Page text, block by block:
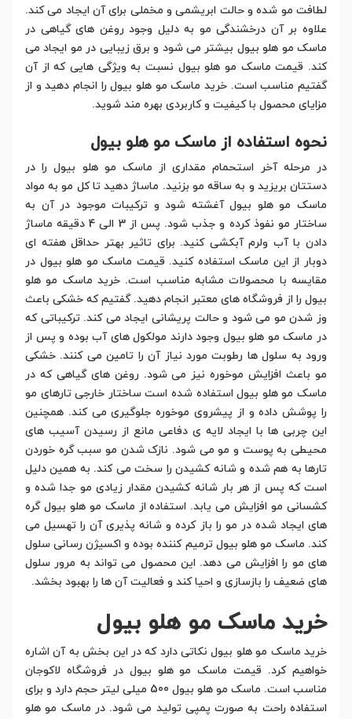
لطافت مو شده و حالت ابریشمی و مخملی برای آن ایجاد می کند.
علاوه بر آن درخشندگی مو به دلیل وجود روغن های گیاهی در
ماسک مو هلو بیول بیشتر می شود و برق زیبایی در مو ایجاد می
کند. قیمت ماسک مو هلو بیول نسبت به ویژگی هایی که از آن
گفتیم مناسب است. خرید ماسک مو هلو بیول را انجام دهید و از
مزایای محصول با کیفیت و کاربردی بهره مند شوید.
نحوه استفاده از ماسک مو هلو بیول
در مرحله آخر استحمام مقداری از ماسک مو هلو بیول را در
دستتان بریزید و به ساقه مو بزنید. ماساژ دهید تا کل مو به مواد
ماسک مو هلو بیول آغشته شود و ترکیبات موجود در آن به
ساختار مو نفوذ کرده و جذب شود. پس از 3 الی 4 دقیقه ماساژ
دادن با آب ولرم آبکشی کنید. برای تاثیر بهتر حداقل هفته ای
دوبار از این ماسک استفاده کنید. قیمت ماسک مو هلو بیول در
مقایسه با محصولات مشابه مناسب است. خرید ماسک مو هلو
بیول را از فروشگاه های معتبر انجام دهید. گفتیم که خشکی باعث
وز شدن مو می شود و حالت پریشانی ایجاد می کند. ترکیباتی که
در ماسک مو هلو بیول وجود دارند مولکول های آب بوده و پس از
ورود به سلول ها رطوبت مورد نیاز آن را تامین می کنند. خشکی
مو باعث افزایش موخوره نیز می شود. روغن های گیاهی که در
ماسک مو هلو بیول استفاده شده است ساختار خارجی تارهای مو
را پوشش داده و از پیشروی موخوره جلوگیری می کند. همچنین
این چربی ها با ایجاد لایه ی دفاعی مانع از رسیدن آسیب های
محیطی به پوست و مو می شود. نازک شدن مو سبب گره خوردن
تارها به هم شده و شانه کشیدن را سخت می کند. به همین دلیل
است که پس از هر بار شانه کشیدن مقدار زیادی مو جدا شده و
کشسانی مو افزایش می یابد. استفاده از ماسک مو هلو بیول گره
های ایجاد شده در مو را باز کرده و شانه پذیری آن را تهسیل می
کند. ماسک مو هلو بیول ترمیم کننده بوده و اکسیژن رسانی سلول
های مو را افزایش می دهد. این محصول می تواند به مرور سلول
های ضعیف را بازسازی و احیا کند و فعالیت آن ها را بهبود بخشد.
خرید ماسک مو هلو بیول
خرید ماسک مو هلو بیول نکاتی دارد که در این بخش به آن اشاره
خواهیم کرد. قیمت ماسک مو هلو بیول در فروشگاه لاکوجان
مناسب است. ماسک مو هلو بیول 500 میلی لیتر حجم دارد و برای
استفاده راحت به صورت پمپی تولید می شود. در ماسک مو هلو